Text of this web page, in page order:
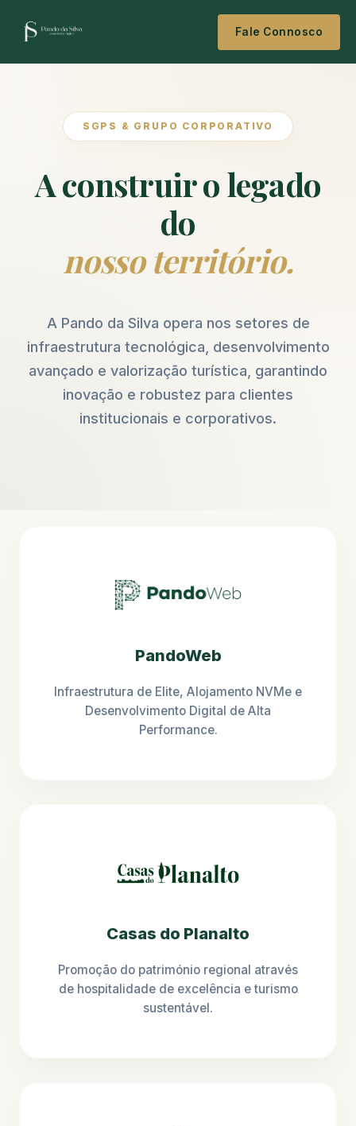
Fale Connosco
SGPS & GRUPO CORPORATIVO
A construir o legado
do
nosso território.
A Pando da Silva opera nos setores de
infraestrutura tecnológica, desenvolvimento
avançado e valorização turística, garantindo
inovação e robustez para clientes
institucionais e corporativos.
PandoWeb
Infraestrutura de Elite, Alojamento NVMe e
Desenvolvimento Digital de Alta
Performance.
Casas do Planalto
Promoção do património regional através
de hospitalidade de excelência e turismo
sustentável.